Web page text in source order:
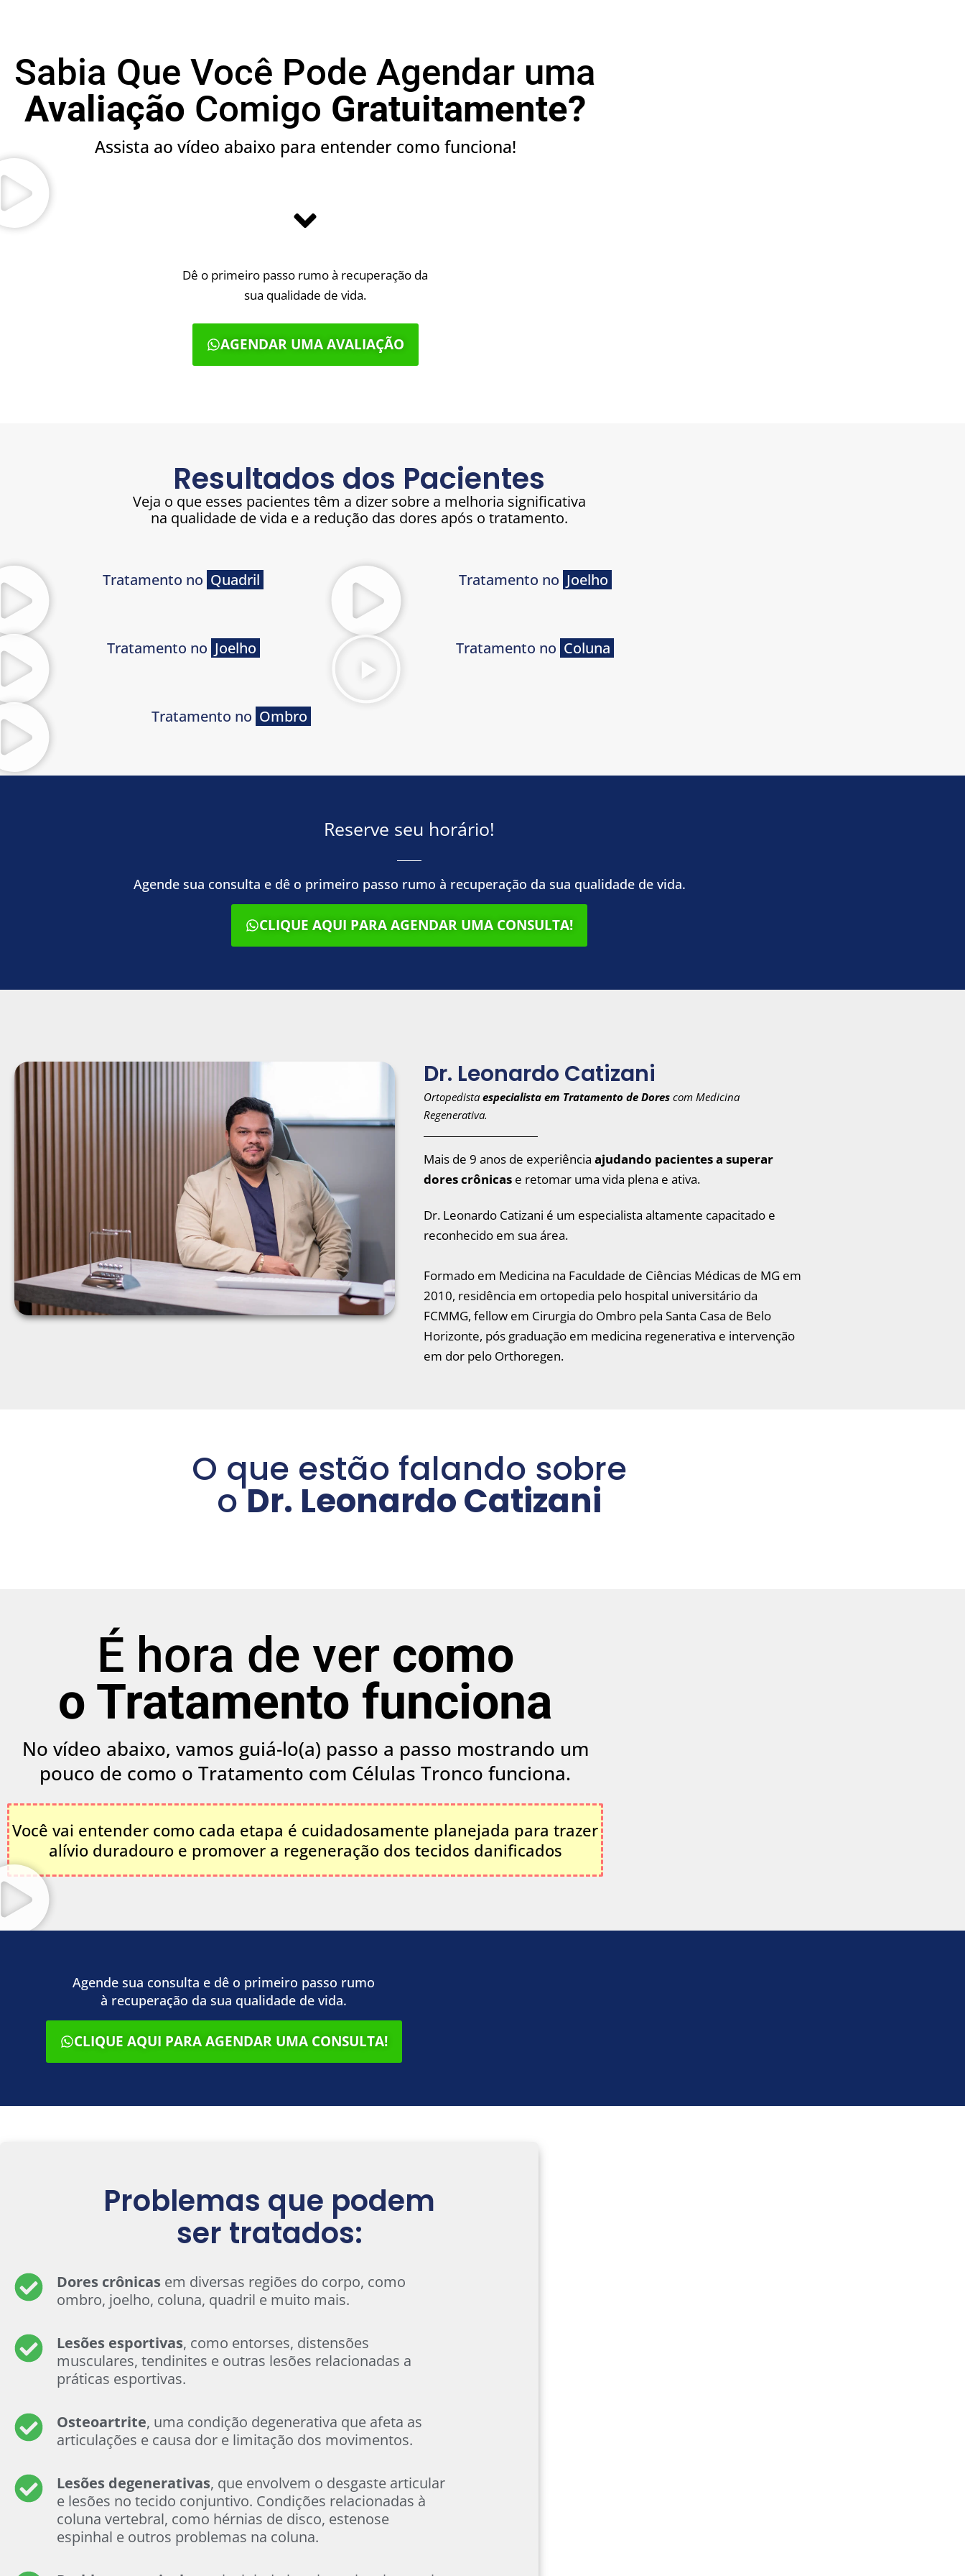
Sabia Que Você Pode Agendar uma
Avaliação Comigo Gratuitamente?
Assista ao vídeo abaixo para entender como funciona!
Dê o primeiro passo rumo à recuperação da
sua qualidade de vida.
AGENDAR UMA AVALIAÇÃO
Resultados dos Pacientes
Veja o que esses pacientes têm a dizer sobre a melhoria significativa
na qualidade de vida e a redução das dores após o tratamento.
Tratamento no Quadril Tratamento no Joelho
Tratamento no Joelho Tratamento no Coluna
Tratamento no Ombro
Reserve seu horário!
Agende sua consulta e dê o primeiro passo rumo à recuperação da sua qualidade de vida.
CLIQUE AQUI PARA AGENDAR UMA CONSULTA!
Dr. Leonardo Catizani
Ortopedista especialista em Tratamento de Dores com Medicina
Regenerativa.
Mais de 9 anos de experiência ajudando pacientes a superar
dores crônicas e retomar uma vida plena e ativa.
Dr. Leonardo Catizani é um especialista altamente capacitado e
reconhecido em sua área.
Formado em Medicina na Faculdade de Ciências Médicas de MG em
2010, residência em ortopedia pelo hospital universitário da
FCMMG, fellow em Cirurgia do Ombro pela Santa Casa de Belo
Horizonte, pós graduação em medicina regenerativa e intervenção
em dor pelo Orthoregen.
O que estão falando sobre
oDr. Leonardo Catizani
É hora de ver como
o Tratamento funciona
No vídeo abaixo, vamos guiá-lo(a) passo a passo mostrando um
pouco de como o Tratamento com Células Tronco funciona.
Você vai entender como cada etapa é cuidadosamente planejada para trazer
alívio duradouro e promover a regeneração dos tecidos danificados
Agende sua consulta e dê o primeiro passo rumo
à recuperação da sua qualidade de vida.
CLIQUE AQUI PARA AGENDAR UMA CONSULTA!
Problemas que podem
ser tratados:
Dores crônicas em diversas regiões do corpo, como
ombro, joelho, coluna, quadril e muito mais.
Lesões esportivas, como entorses, distensões
musculares, tendinites e outras lesões relacionadas a
práticas esportivas.
Osteoartrite, uma condição degenerativa que afeta as
articulações e causa dor e limitação dos movimentos.
Lesões degenerativas, que envolvem o desgaste articular
e lesões no tecido conjuntivo. Condições relacionadas à
coluna vertebral, como hérnias de disco, estenose
espinhal e outros problemas na coluna.